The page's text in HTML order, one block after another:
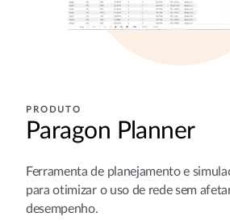
PRODUTO
Paragon Planner
Ferramenta de planejamento e
para otimizar o uso de rede sem
desempenho.